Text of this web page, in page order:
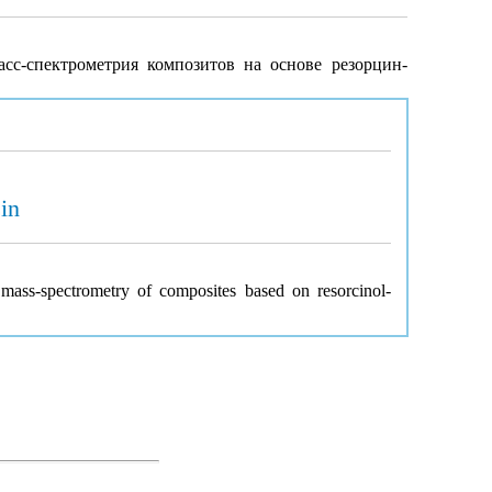
композитов на основе резорцин-
spectrometry of composites based on resorcinol-